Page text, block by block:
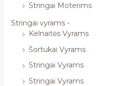
Stringai Moterims
Stringai vyrams -
Kelnaitės Vyrams
Šortukai Vyrams
Stringai Vyrams
Stringai Vyrams